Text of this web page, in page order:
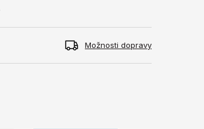
Možnosti dopravy